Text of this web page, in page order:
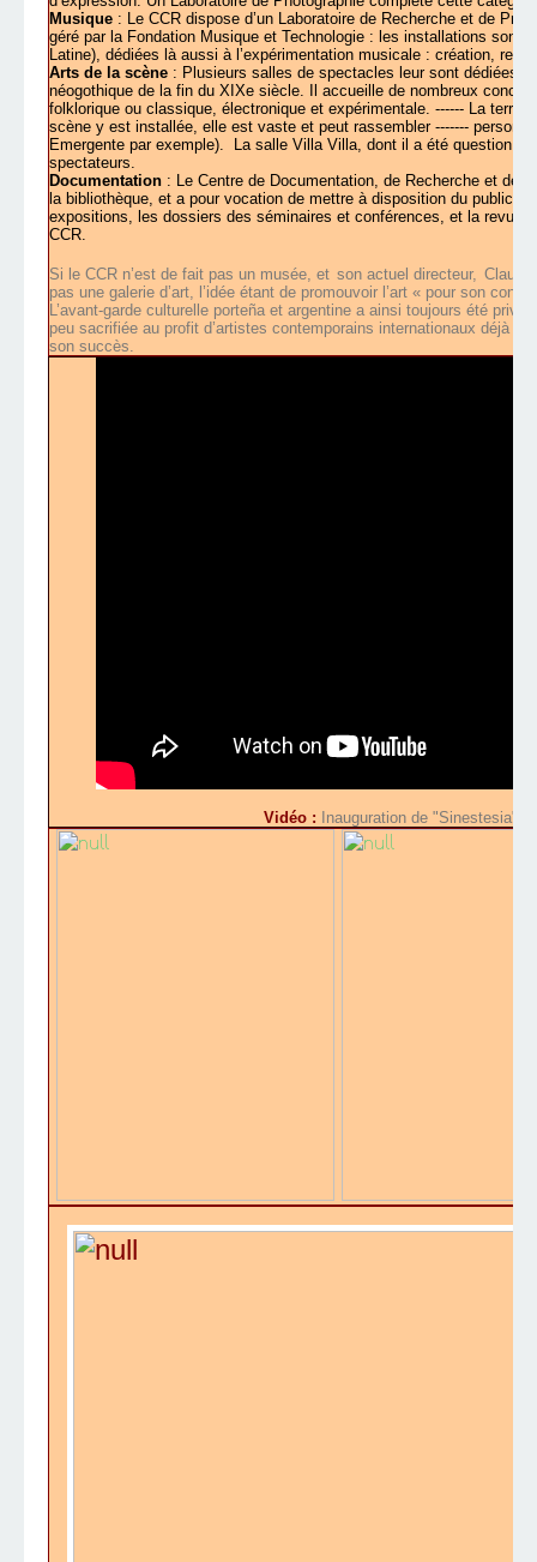
Musique : Le CCR dispose d’un Laboratoire de Recherche et de
géré par la Fondation Musique et Technologie : les installations sont
Latine), dédiées là aussi à l’expérimentation musicale : création,
Arts de la scène : Plusieurs salles de spectacles leur sont dédiées :
néogothique de la fin du XIXe siècle. Il accueille de nombreux
folklorique ou classique, électronique et expérimentale. ------ La
scène y est installée, elle est vaste et peut rassembler -------
Emergente par exemple).
La salle Villa Villa, dont il a été question
spectateurs.
Documentation : Le Centre de Documentation, de Recherche et de
la bibliothèque, et a pour vocation de mettre à disposition du public
expositions, les dossiers des séminaires et conférences, et la revue
CCR.
Si le CCR n’est de fait pas un musée, et son actuel directeur,
pas une galerie d’art, l’idée étant de promouvoir l’art « pour son
L’avant-garde culturelle porteña et argentine a ainsi toujours été
peu sacrifiée au profit d’artistes contemporains internationaux déjà
son succès.
Vidéo : Inauguration de "Sinestesia"